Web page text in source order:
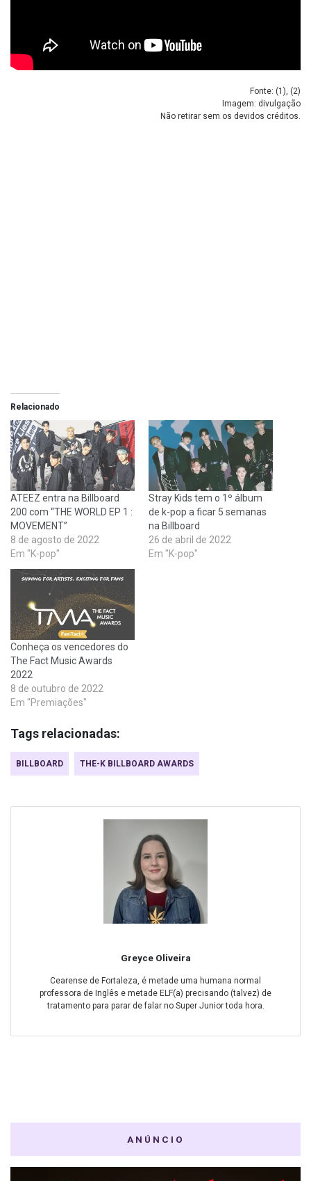
Fonte: (1 ), (2)
Imagem: divulgação
Não retirar sem os devidos créditos.
Relacionado
ATEEZ entra na Billboard
200 com “THE WORLD EP 1 :
MOVEMENT”
8 de agosto de 2022
Em "K-pop"
Stray Kids tem o 1º álbum
de k-pop a ficar 5 semanas
na Billboard
26 de abril de 2022
Em "K-pop"
Conheça os vencedores do
The Fact Music Awards
2022
8 de outubro de 2022
Em "Premiações"
Tags relacionadas:
BILLBOARD THE-K BILLBOARD AWARDS
Greyce Oliveira
Cearense de Fortaleza, é metade uma humana normal
professora de Inglês e metade ELF(a) precisando (talvez) de
tratamento para parar de falar no Super Junior toda hora.
ANÚNCIO